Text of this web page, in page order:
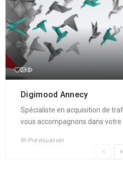
Digimood Annecy
Spécialiste en acquisition de
vous accompagnons dans votre
Prévisualiser